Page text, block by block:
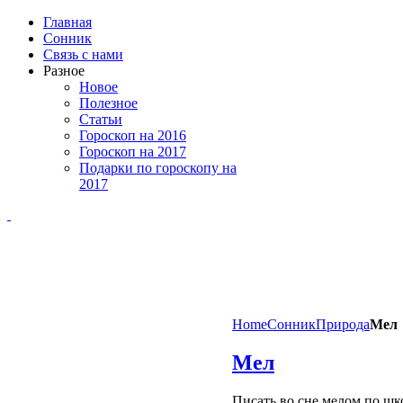
Главная
Сонник
Связь с нами
Разное
Новое
Полезное
Статьи
Гороскоп на 2016
Гороскоп на 2017
Подарки по гороскопу на
2017
HomeСонникПриродаМел
Мел